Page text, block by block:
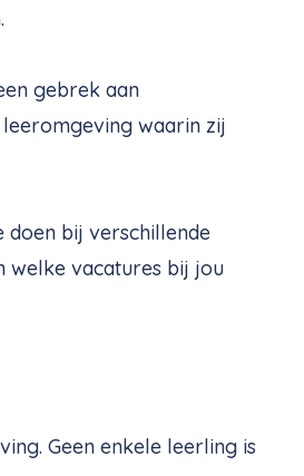
gebrek aan
waarin zij
doen bij verschillende
welke vacatures bij jou
Geen enkele leerling is